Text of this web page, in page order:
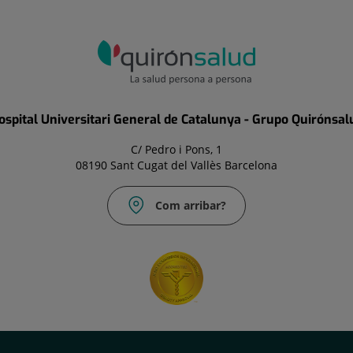
Universitari General de Catalunya - Grupo
C/ Pedro i Pons, 1
08190 Sant Cugat del Vallès Barcelona
Com arribar?